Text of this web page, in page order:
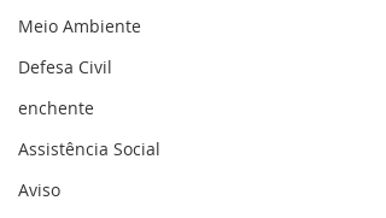
Meio Ambiente
Defesa Civil
enchente
Assistência Social
Aviso